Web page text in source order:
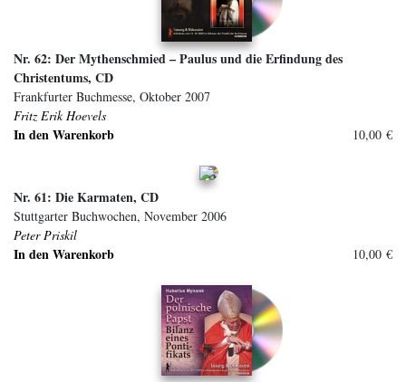
Nr. 62: Der Mythenschmied – Paulus und die Erfindung des
Christentums, CD
Frankfurter Buchmesse, Oktober 2007
Fritz Erik Hoevels
In den Warenkorb 10,00 €
Nr. 61: Die Karmaten, CD
Stuttgarter Buchwochen, November 2006
Peter Priskil
In den Warenkorb 10,00 €